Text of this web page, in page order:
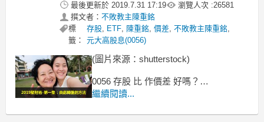
最後更新於 2019.7.31 17:19 瀏覽人次 :26581
撰文者： 不敗教主陳重銘
標
籤：
存股, ETF, 陳重銘, 價差, 不敗教主陳重銘,
元大高股息(0056)
(圖片來源：shutterstock)
0056 存股 比 作價差 好嗎？
樂活大叔 v.s. 不敗教主的看法大不同！
上一篇跟大家聊到「0056如何作價
繼續閱讀...